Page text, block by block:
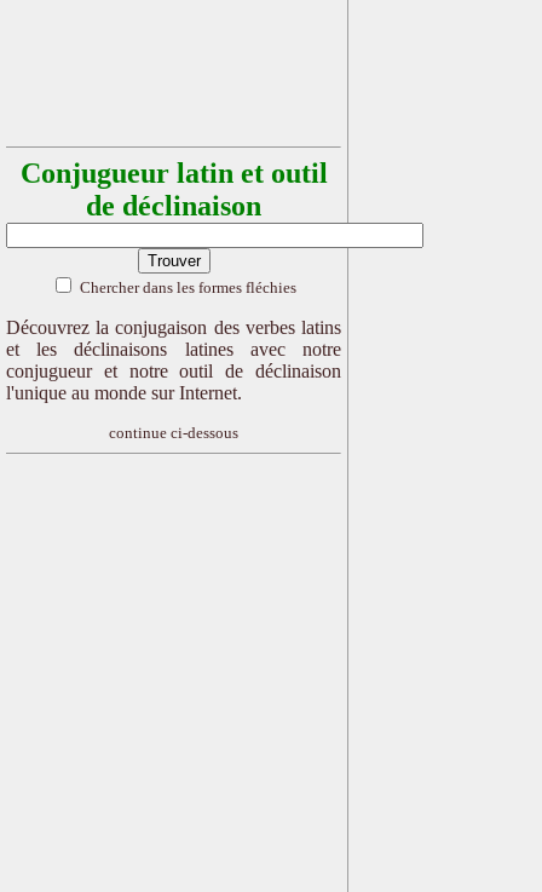
Conjugueur latin et outil
de déclinaison
Chercher dans les formes fléchies
Découvrez la conjugaison des verbes latins
et les déclinaisons latines avec notre
conjugueur et notre outil de déclinaison
l'unique au monde sur Internet.
continue ci-dessous